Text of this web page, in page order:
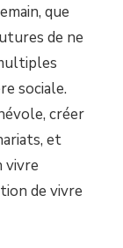
que
de ne
sociale.
créer
et
vivre
de vivre